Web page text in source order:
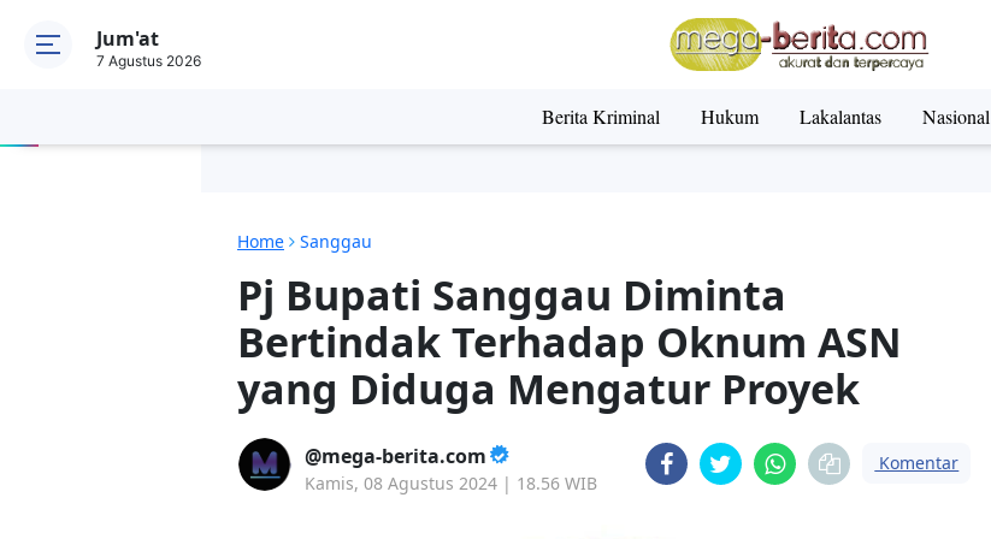
Jum'at
7 Agustus 2026
Berita Kriminal Hukum Lakalantas Nasional
Home Sanggau
Pj Bupati Sanggau Diminta
Bertindak Terhadap Oknum ASN
yang Diduga Mengatur Proyek
mega-berita.com
Kamis, 08 Agustus 2024 | 18.56 WIB
Komentar